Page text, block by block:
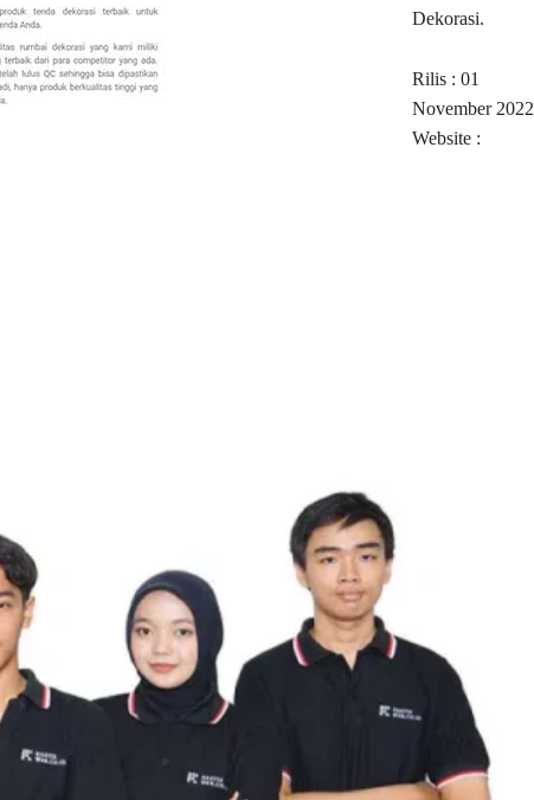
Dekorasi.
Rilis : 01
November 2022
Website :